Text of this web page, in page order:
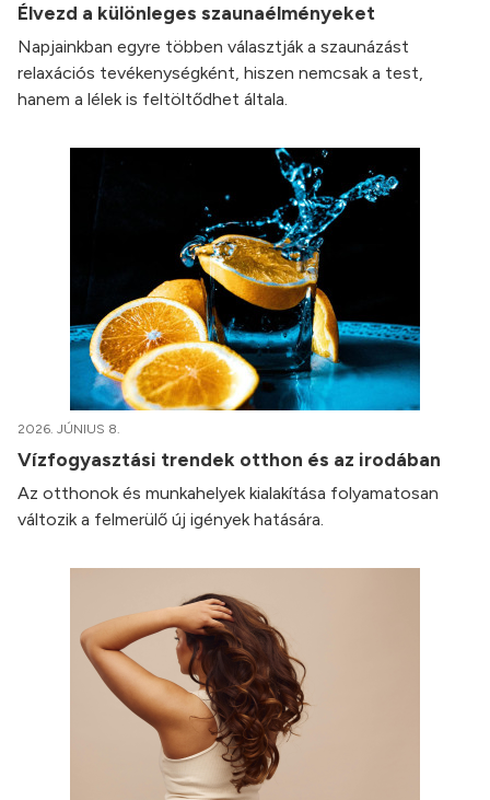
Élvezd a különleges szaunaélményeket
Napjainkban egyre többen választják a szaunázást
relaxációs tevékenységként, hiszen nemcsak a test,
hanem a lélek is feltöltődhet általa.
2026. JÚNIUS 8.
Vízfogyasztási trendek otthon és az irodában
Az otthonok és munkahelyek kialakítása folyamatosan
változik a felmerülő új igények hatására.